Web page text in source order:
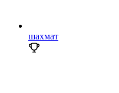
шахмат